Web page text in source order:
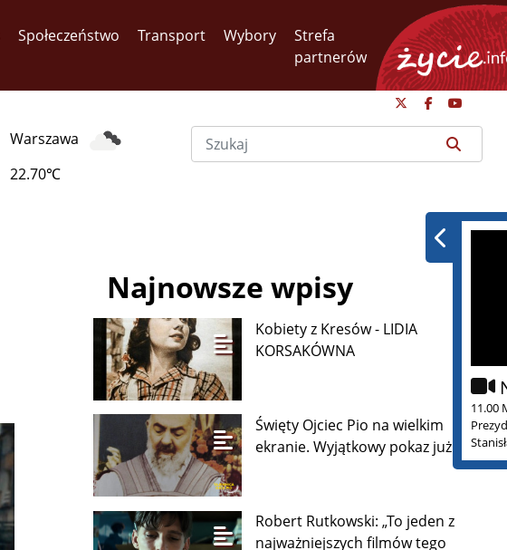
Społeczeństwo Transport Wybory
Strefa
partnerów
Warszawa
22.70℃
11.00
Najnowsze wpisy
Kobiety z Kresów - LIDIA
KORSAKÓWNA
Święty Ojciec Pio na wielkim
ekranie. Wyjątkowy pokaz już 9
Robert Rutkowski: „To jeden z
najważniejszych filmów tego